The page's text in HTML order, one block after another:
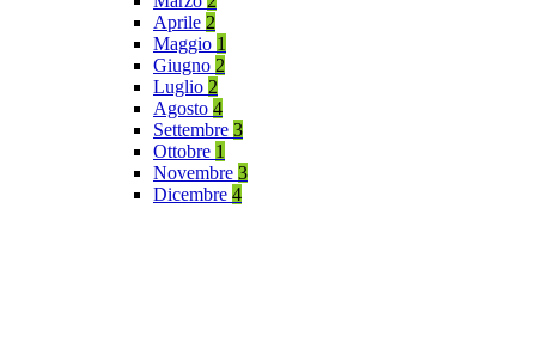
Aprile 2
Maggio 1
Giugno 2
Luglio 2
Agosto 4
Settembre 3
Ottobre 1
Novembre 3
Dicembre 4